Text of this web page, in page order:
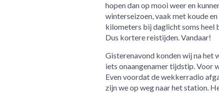
hopen dan op mooi weer en
winterseizoen, vaak met koude
kilometers bij daglicht soms heel
Dus kortere reistijden. Vandaar!
Gisterenavond konden wij na het
iets onaangenamer tijdstip. Voor
Even voordat de wekkerradio
zijn we op weg naar het station.